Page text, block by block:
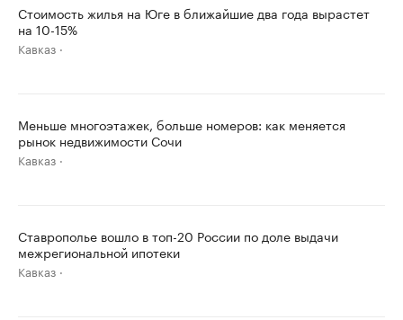
Стоимость жилья на Юге в ближайшие два года вырастет
на 10-15%
Кавказ
Меньше многоэтажек, больше номеров: как меняется
рынок недвижимости Сочи
Кавказ
Ставрополье вошло в топ-20 России по доле выдачи
межрегиональной ипотеки
Кавказ